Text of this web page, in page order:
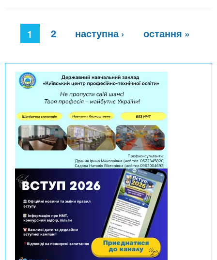
1 2 наступна › остання »